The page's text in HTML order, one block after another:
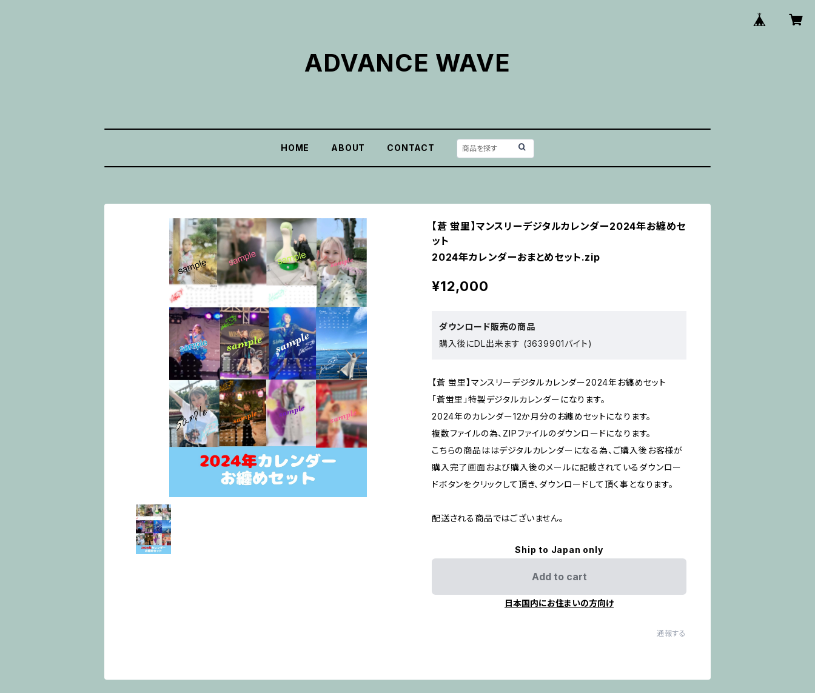
ADVANCE WAVE
HOME ABOUT CONTACT
【蒼 蛍里】マンスリーデジタルカレンダー2024年お纏めセ
ット
2024年カレンダーおまとめセット.zip
¥12,000
ダウンロード販売の商品
購入後にDL出来ます (3639901バイト)
【蒼 蛍里】マンスリーデジタルカレンダー2024年お纏めセット
「蒼蛍里」特製デジタルカレンダーになります。
2024年のカレンダー12か月分のお纏めセットになります。
複数ファイルの為、ZIPファイルのダウンロードになります。
こちらの商品ははデジタルカレンダーになる為、ご購入後お客様が
購入完了画面および購入後のメールに記載されているダウンロー
ドボタンをクリックして頂き、ダウンロードして頂く事となります。
配送される商品ではございません。
Ship to Japan only
Add to cart
日本国内にお住まいの方向け
通報する